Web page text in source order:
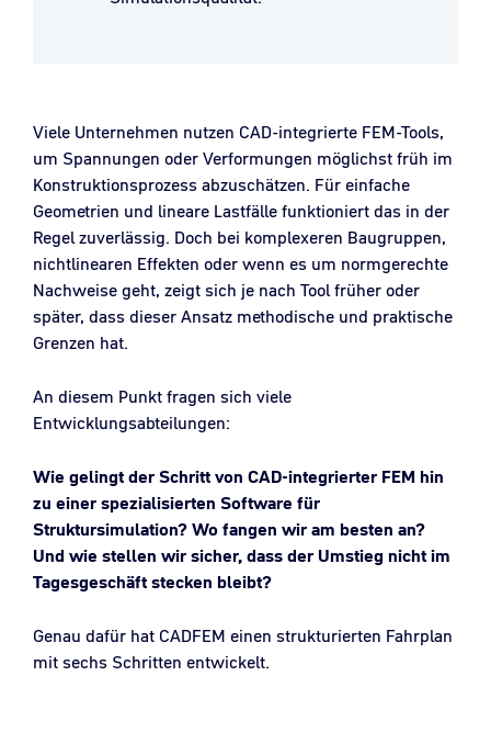
Viele Unternehmen nutzen CAD-integrierte FEM-Tools,
um Spannungen oder Verformungen möglichst früh im
Konstruktionsprozess abzuschätzen. Für einfache
Geometrien und lineare Lastfälle funktioniert das in der
Regel zuverlässig. Doch bei komplexeren Baugruppen,
nichtlinearen Effekten oder wenn es um normgerechte
Nachweise geht, zeigt sich je nach Tool früher oder
später, dass dieser Ansatz methodische und praktische
Grenzen hat.
An diesem Punkt fragen sich viele
Entwicklungsabteilungen:
Wie gelingt der Schritt von CAD-integrierter FEM hin
zu einer spezialisierten Software für
Struktursimulation? Wo fangen wir am besten an?
Und wie stellen wir sicher, dass der Umstieg nicht im
Tagesgeschäft stecken bleibt?
Genau dafür hat CADFEM einen strukturierten Fahrplan
mit sechs Schritten entwickelt.